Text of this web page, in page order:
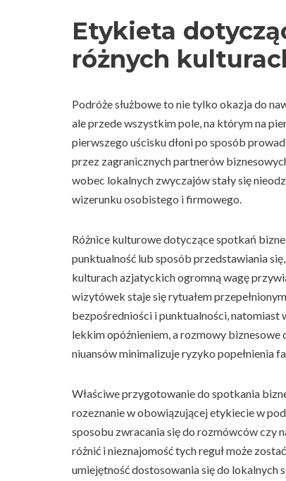
Etykieta
różnych
Podróże służbowe to nie tylko okazja do
ale przede wszystkim pole, na którym na
pierwszego uścisku dłoni po sposób
przez zagranicznych partnerów
wobec lokalnych zwyczajów stały się
wizerunku osobistego i firmowego.
Różnice kulturowe dotyczące spotkań
punktualność lub sposób przedstawiania
kulturach azjatyckich ogromną wagę
wizytówek staje się rytuałem
bezpośredniości i punktualności, natomiast
lekkim opóźnieniem, a rozmowy
niuansów minimalizuje ryzyko popełnienia
Właściwe przygotowanie do spotkania
rozeznanie w obowiązującej etykiecie w
sposobu zwracania się do rozmówców czy
różnić i nieznajomość tych reguł może
umiejętność dostosowania się do lokalnych